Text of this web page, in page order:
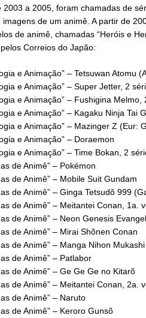
a 2005, foram chamadas de
de um animê. A partir de
de animê, chamadas “Heróis e
Correios do Japão:
e Animação” – Tetsuwan Atomu
e Animação” – Super Jetter, 2
e Animação” – Fushigina
e Animação” – Kagaku Ninja
e Animação” – Mazinger Z (Eur:
e Animação” – Doraemon
e Animação” – Time Bokan, 2
de Animê” – Pokémon
de Animê” – Mobile Suit Gundam
de Animê” – Ginga Tetsudõ 999
de Animê” – Meitantei Conan, 1a.
de Animê” – Neon Genesis
de Animê” – Mirai Shõnen Conan
de Animê” – Manga Nihon
de Animê” – Patlabor
de Animê” – Ge Ge Ge no Kitarõ
de Animê” – Meitantei Conan, 2a.
de Animê” – Naruto
de Animê” – Keroro Gunsõ